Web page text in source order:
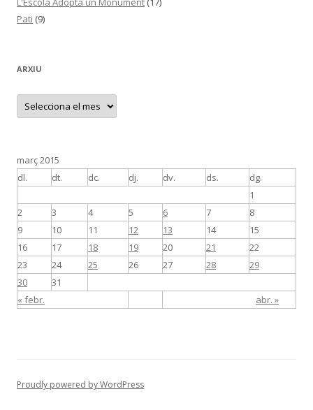
Pati (9)
ARXIU
A
x
març 2015
dl.
dt. dc. dj. dv. ds. dg.
« febr. abr. »
1
2
3 4 5 6 7
8
9
10 11 12 13 14
15
16
17 18 19 20 21
22
23
24 25 26 27 28
29
30
31
Proudly powered by WordPress